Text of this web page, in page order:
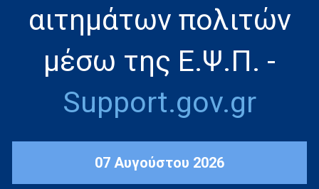
αιτημάτων πολιτών
μέσω της Ε.Ψ.Π. -
Support.gov.gr
07 Αυγούστου 2026